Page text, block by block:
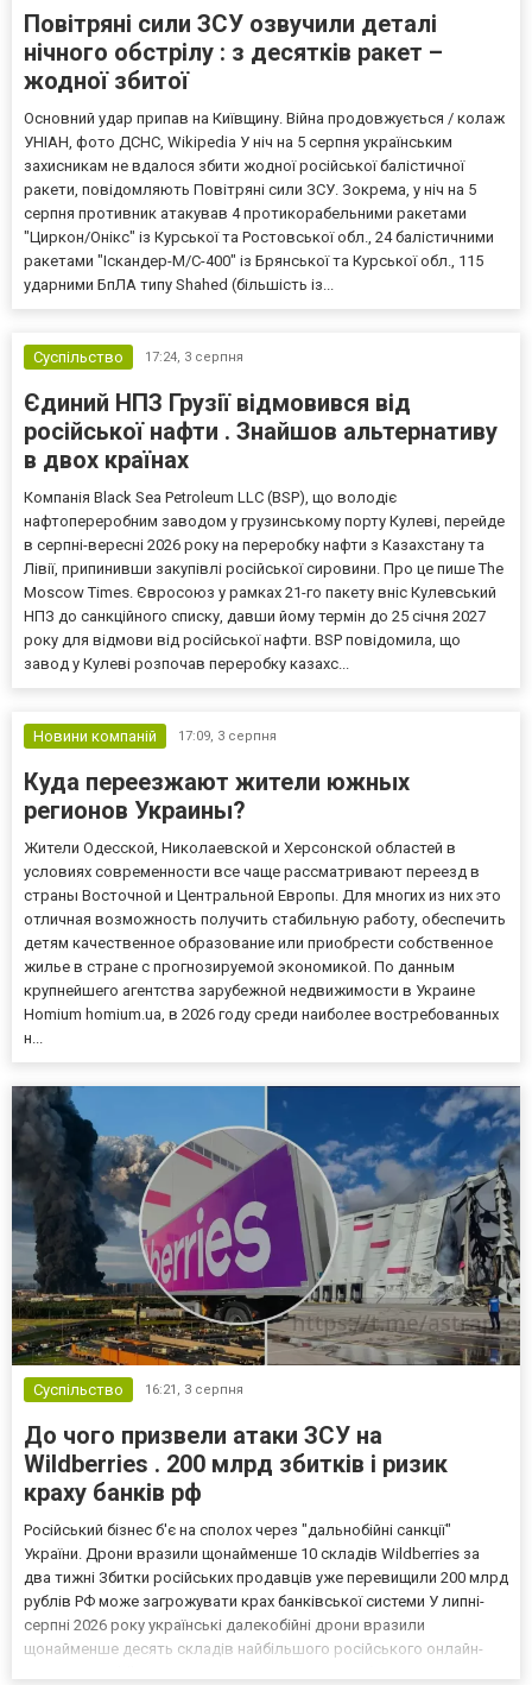
Повітряні сили ЗСУ озвучили деталі
нічного обстрілу : з десятків ракет –
жодної збитої
Основний удар припав на Київщину. Війна продовжується / колаж
УНІАН, фото ДСНС, Wikipedia У ніч на 5 серпня українським
захисникам не вдалося збити жодної російської балістичної
ракети, повідомляють Повітряні сили ЗСУ. Зокрема, у ніч на 5
серпня противник атакував 4 протикорабельними ракетами
"Циркон/Онікс" із Курської та Ростовської обл., 24 балістичними
ракетами "Іскандер-М/С-400" із Брянської та Курської обл., 115
ударними БпЛА типу Shahed (більшість із...
Суспільство 17:24, 3 серпня
Єдиний НПЗ Грузії відмовився від
російської нафти . Знайшов альтернативу
в двох країнах
Компанія Black Sea Petroleum LLC (BSP), що володіє
нафтопереробним заводом у грузинському порту Кулеві, перейде
в серпні-вересні 2026 року на переробку нафти з Казахстану та
Лівії, припинивши закупівлі російської сировини. Про це пише The
Moscow Times. Євросоюз у рамках 21-го пакету вніс Кулевський
НПЗ до санкційного списку, давши йому термін до 25 січня 2027
року для відмови від російської нафти. BSP повідомила, що
завод у Кулеві розпочав переробку казахс...
Новини компаній 17:09, 3 серпня
Куда переезжают жители южных
регионов Украины?
Жители Одесской, Николаевской и Херсонской областей в
условиях современности все чаще рассматривают переезд в
страны Восточной и Центральной Европы. Для многих из них это
отличная возможность получить стабильную работу, обеспечить
детям качественное образование или приобрести собственное
жилье в стране с прогнозируемой экономикой. По данным
крупнейшего агентства зарубежной недвижимости в Украине
Homium homium.ua, в 2026 году среди наиболее востребованных
н...
Суспільство 16:21, 3 серпня
До чого призвели атаки ЗСУ на
Wildberries . 200 млрд збитків і ризик
краху банків рф
Російський бізнес б'є на сполох через "дальнобійні санкції"
України. Дрони вразили щонайменше 10 складів Wildberries за
два тижні Збитки російських продавців уже перевищили 200 млрд
рублів РФ може загрожувати крах банківської системи У липні-
серпні 2026 року українські далекобійні дрони вразили
щонайменше десять складів найбільшого російського онлайн-